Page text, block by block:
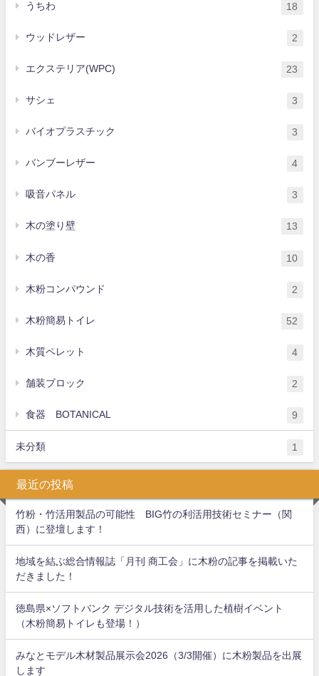
うちわ 18
ウッドレザー 2
エクステリア(WPC) 23
サシェ 3
バイオプラスチック 3
バンブーレザー 4
吸音パネル 3
木の塗り壁 13
木の香 10
木粉コンパウンド 2
木粉簡易トイレ 52
木質ペレット 4
舗装ブロック 2
食器 BOTANICAL 9
未分類 1
最近の投稿
竹粉・竹活用製品の可能性 BIG竹の利活用技術セミナー（関
西）に登壇します！
地域を結ぶ総合情報誌「月刊 商工会」に木粉の記事を掲載いた
だきました！
徳島県×ソフトバンク デジタル技術を活用した植樹イベント
（木粉簡易トイレも登場！）
みなとモデル木材製品展示会2026（3/3開催）に木粉製品を出展
します